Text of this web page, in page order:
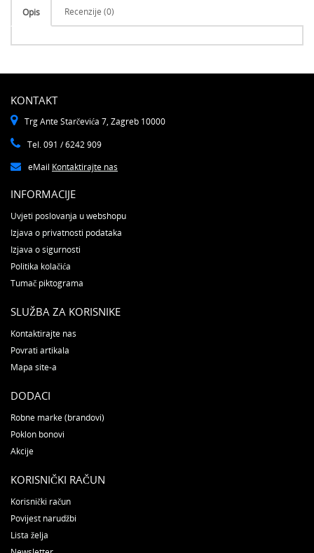
Opis Recenzije (0)
KONTAKT
Trg Ante Starčevića 7, Zagreb 10000
Tel. 091 / 6242 909
eMail Kontaktirajte nas
INFORMACIJE
Uvjeti poslovanja u webshopu
Izjava o privatnosti podataka
Izjava o sigurnosti
Politika kolačića
Tumač piktograma
SLUŽBA ZA KORISNIKE
Kontaktirajte nas
Povrati artikala
Mapa site-a
DODACI
Robne marke (brandovi)
Poklon bonovi
Akcije
KORISNIČKI RAČUN
Korisnički račun
Povijest narudžbi
Lista želja